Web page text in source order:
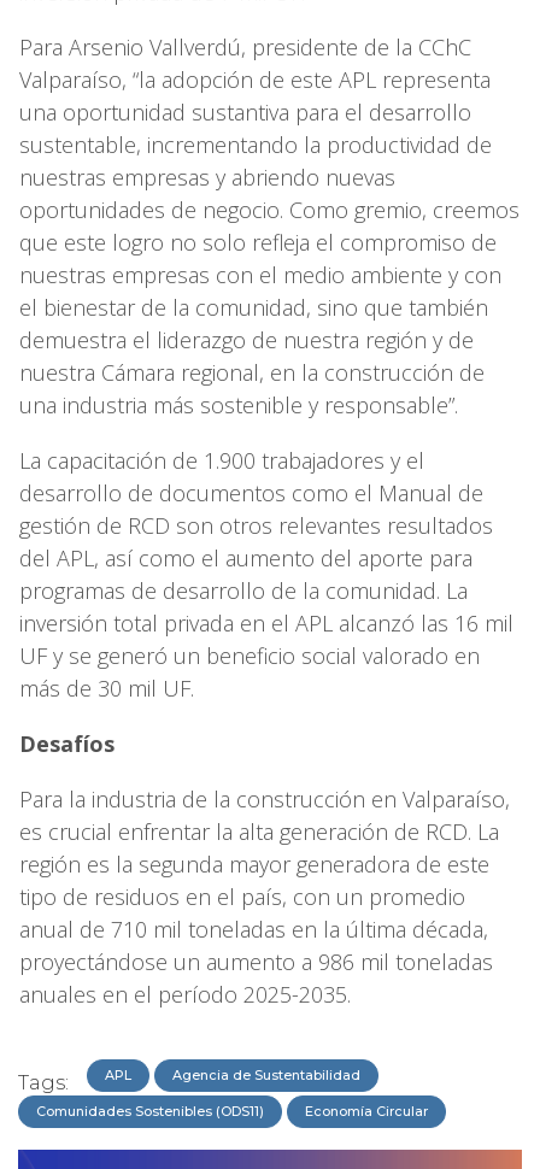
Para Arsenio Vallverdú, presidente de la CChC
Valparaíso, “la adopción de este APL representa
una oportunidad sustantiva para el desarrollo
sustentable, incrementando la productividad de
nuestras empresas y abriendo nuevas
oportunidades de negocio. Como gremio, creemos
que este logro no solo refleja el compromiso de
nuestras empresas con el medio ambiente y con
el bienestar de la comunidad, sino que también
demuestra el liderazgo de nuestra región y de
nuestra Cámara regional, en la construcción de
una industria más sostenible y responsable”.
La capacitación de 1.900 trabajadores y el
desarrollo de documentos como el Manual de
gestión de RCD son otros relevantes resultados
del APL, así como el aumento del aporte para
programas de desarrollo de la comunidad. La
inversión total privada en el APL alcanzó las 16 mil
UF y se generó un beneficio social valorado en
más de 30 mil UF.
Desafíos
Para la industria de la construcción en Valparaíso,
es crucial enfrentar la alta generación de RCD. La
región es la segunda mayor generadora de este
tipo de residuos en el país, con un promedio
anual de 710 mil toneladas en la última década,
proyectándose un aumento a 986 mil toneladas
anuales en el período 2025-2035.
Tags: APL Agencia de Sustentabilidad
Comunidades Sostenibles (ODS11) Economía Circular